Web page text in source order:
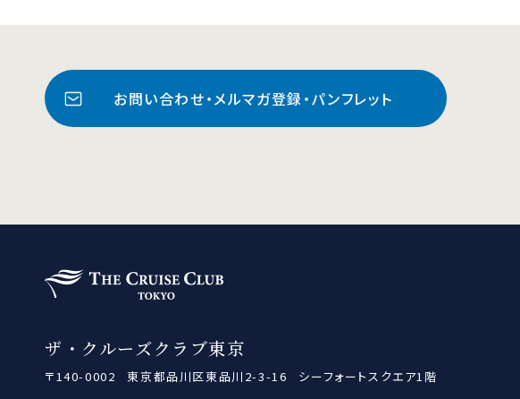
お問い合わせ・メルマガ登録・パンフレット
ザ・クルーズクラブ東京
〒140-0002 東京都品川区東品川2-3-16 シーフォートスクエア1階